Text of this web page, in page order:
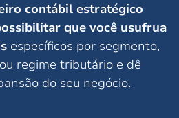
contábil estratégico
que você usufrua
específicos por segmento,
regime tributário e dê
do seu negócio.